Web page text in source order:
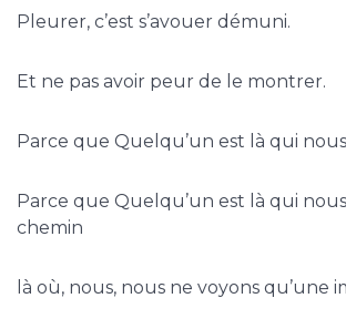
Pleurer, c’est s’avouer démuni.
Et ne pas avoir peur de le montrer.
Parce que Quelqu’un est là qui
Parce que Quelqu’un est là qui
chemin
là où, nous, nous ne voyons qu’une